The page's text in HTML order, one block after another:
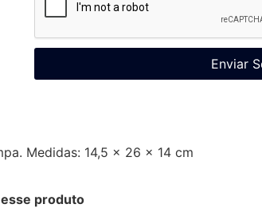
Enviar
Medidas: 14,5 x 26 x 14 cm
produto